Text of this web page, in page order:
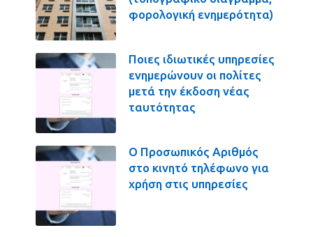
φορολογική ενημερότητα)
Ποιες ιδιωτικές υπηρεσίες
ενημερώνουν οι πολίτες
μετά την έκδοση νέας
ταυτότητας
Ο Προσωπικός Αριθμός
στο κινητό τηλέφωνο για
χρήση στις υπηρεσίες